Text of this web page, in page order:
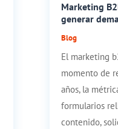
Marketing
generar
Blog
El marketing
momento de
años, la
formularios
contenido,